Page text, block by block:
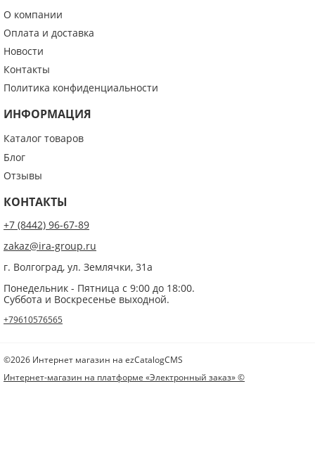
О компании
Оплата и доставка
Новости
Контакты
Политика конфиденциальности
ИНФОРМАЦИЯ
Каталог товаров
Блог
Отзывы
КОНТАКТЫ
+7 (8442) 96-67-89
zakaz@ira-group.ru
г. Волгоград, ул. Землячки, 31а
Понедельник - Пятница с 9:00 до 18:00.
Суббота и Воскресенье выходной.
+79610576565
©2026 Интернет магазин на ezCatalogCMS
Интернет-магазин на платформе «Электронный заказ» ©